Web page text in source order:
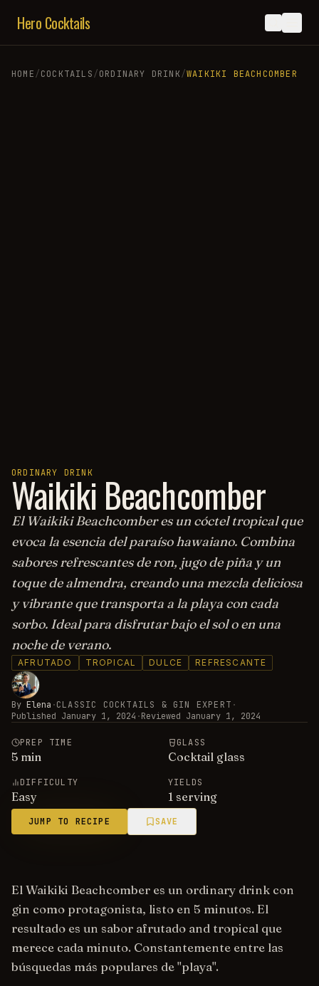
Hero Cocktails
HOME/COCKTAILS/ORDINARY DRINK/WAIKIKI BEACHCOMBER
ORDINARY DRINK
Waikiki Beachcomber
El Waikiki Beachcomber es un cóctel tropical que
evoca la esencia del paraíso hawaiano. Combina
sabores refrescantes de ron, jugo de piña y un
toque de almendra, creando una mezcla deliciosa
y vibrante que transporta a la playa con cada
sorbo. Ideal para disfrutar bajo el sol o en una
noche de verano.
AFRUTADO TROPICAL DULCE REFRESCANTE
By Elena ·CLASSIC COCKTAILS & GIN EXPERT ·
Published January 1, 2024 ·Reviewed January 1, 2024
PREP TIME
5 min
GLASS
Cocktail glass
DIFFICULTY
Easy
YIELDS
1 serving
JUMP TO RECIPE SAVE
El Waikiki Beachcomber es un ordinary drink con
gin como protagonista, listo en 5 minutos. El
resultado es un sabor afrutado and tropical que
merece cada minuto. Constantemente entre las
búsquedas más populares de "playa".